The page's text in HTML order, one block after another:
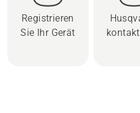
Registrieren
Sie Ihr Gerät